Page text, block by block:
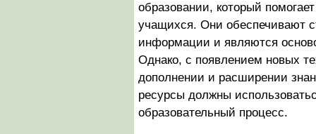
образовании, который
учащихся. Они обеспечивают
информации и являются
Однако, с появлением новых
дополнении и расширении
ресурсы должны
образовательный процесс.